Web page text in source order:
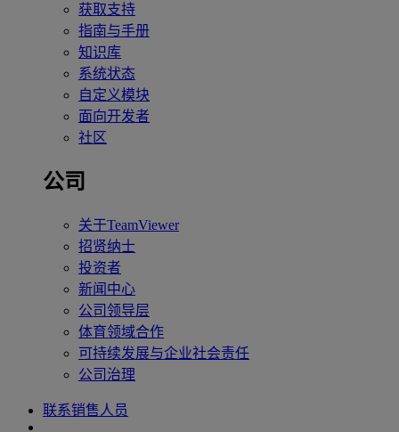
获取支持
指南与手册
知识库
系统状态
自定义模块
面向开发者
社区
公司
关于TeamViewer
招贤纳士
投资者
新闻中心
公司领导层
体育领域合作
可持续发展与企业社会责任
公司治理
联系销售人员